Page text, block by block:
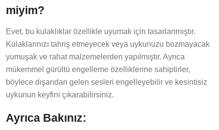
miyim?
Evet, bu kulaklıklar özellikle uyumak için tasarlanmıştır.
Kulaklarınızı tahriş etmeyecek veya uykunuzu bozmayacak
yumuşak ve rahat malzemelerden yapılmıştır. Ayrıca
mükemmel gürültü engelleme özelliklerine sahiptirler,
böylece dışarıdan gelen sesleri engelleyebilir ve kesintisiz
uykunun keyfini çıkarabilirsiniz.
Ayrıca Bakınız: